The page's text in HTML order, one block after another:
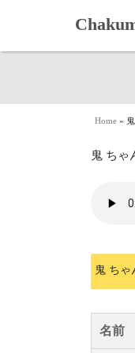
Home »
鬼 ちゃ
鬼 ちゃ
名前